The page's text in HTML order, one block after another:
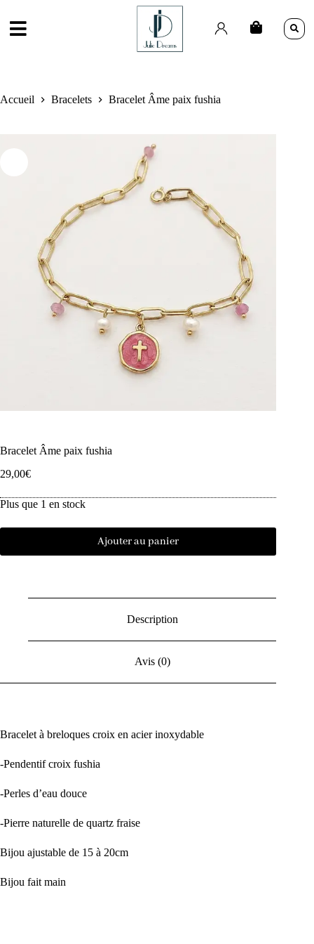
Accueil Bracelets Bracelet Âme paix fushia
Bracelet Âme paix fushia
29,00€
Plus que 1 en stock
Ajouter au panier
Description
Avis (0)
Bracelet à breloques croix en acier inoxydable
-Pendentif croix fushia
-Perles d’eau douce
-Pierre naturelle de quartz fraise
Bijou ajustable de 15 à 20cm
Bijou fait main